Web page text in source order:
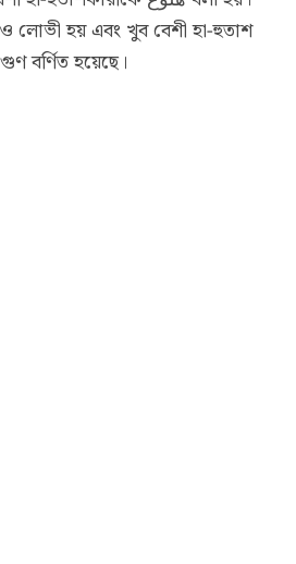
লোভী হয় এবং খুব বেশী হা-হুতাশ
বর্ণিত হয়েছে।